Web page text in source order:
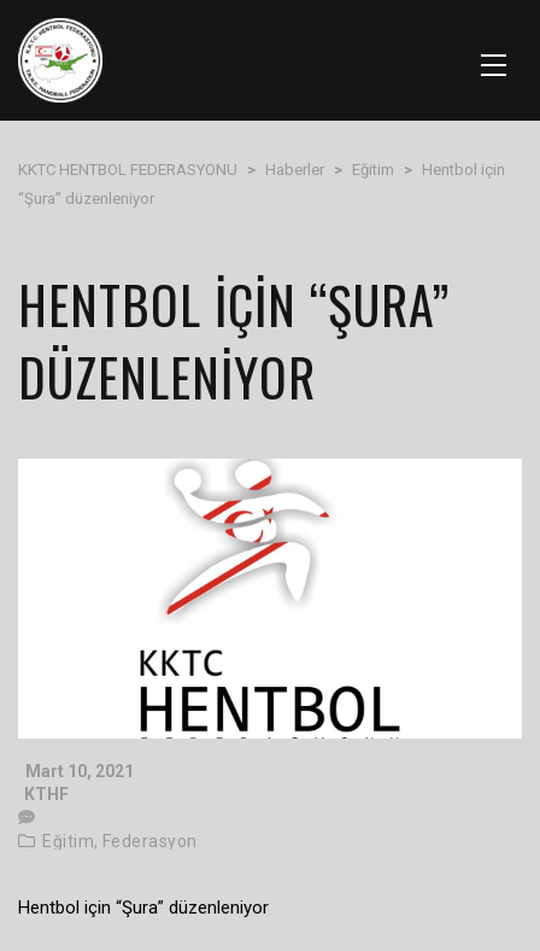
KKTC HENTBOL FEDERASYONU > Haberler > Eğitim > Hentbol için
“Şura” düzenleniyor
HENTBOL IÇIN “ŞURA”
DÜZENLENIYOR
Mart 10, 2021
KTHF
Eğitim, Federasyon
Hentbol için “Şura” düzenleniyor